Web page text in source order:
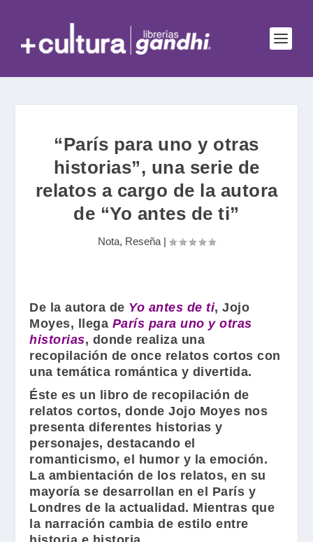
“París para uno y otras
historias”, una serie de
relatos a cargo de la autora
de “Yo antes de ti”
Nota, Reseña |
De la autora de Yo antes de ti,Jojo
Moyes, llega París para uno y otras
historias, donde realiza una
recopilación de once relatos cortos con
una temática romántica y divertida.
Éste es un libro de recopilación de
relatos cortos, dondeJojo Moyes nos
presenta diferentes historias y
personajes, destacando el
romanticismo, el humor y la emoción.
La ambientación de los relatos, en su
mayoría se desarrollan en el París y
Londres de la actualidad. Mientras que
la narración cambia de estilo entre